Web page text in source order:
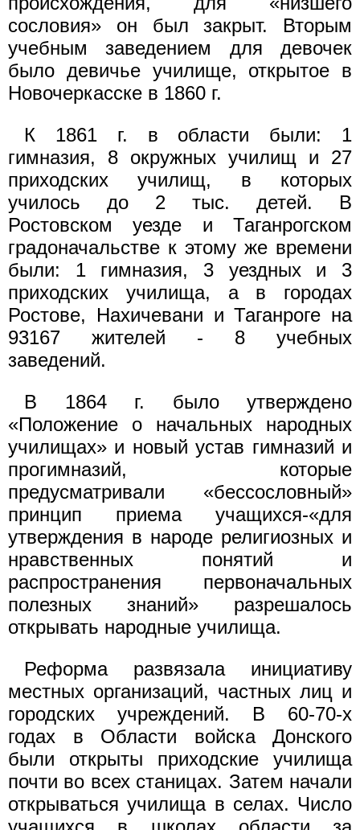
сословия» он был закрыт. Вторым
учебным заведением для девочек
было девичье училище, открытое в
Новочеркасске в 1860 г.
К 1861 г. в области были: 1
гимназия, 8 окружных училищ и 27
приходских училищ, в которых
училось до 2 тыс. детей. В
Ростовском уезде и Таганрогском
градоначальстве к этому же времени
были: 1 гимназия, 3 уездных и 3
приходских училища, а в городах
Ростове, Нахичевани и Таганроге на
93167 жителей - 8 учебных
заведений.
В 1864 г. было утверждено
«Положение о начальных народных
училищах» и новый устав гимназий и
прогимназий, которые
предусматривали «бессословный»
принцип приема учащихся-«для
утверждения в народе религиозных и
нравственных понятий и
распространения первоначальных
полезных знаний» разрешалось
открывать народные училища.
Реформа развязала инициативу
местных организаций, частных лиц и
городских учреждений. В 60-70-х
годах в Области войска Донского
были открыты приходские училища
почти во всех станицах. Затем начали
открываться училища в селах. Число